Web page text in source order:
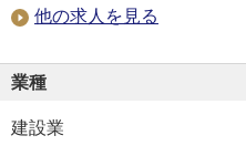
他の求人を見る
業種
建設業